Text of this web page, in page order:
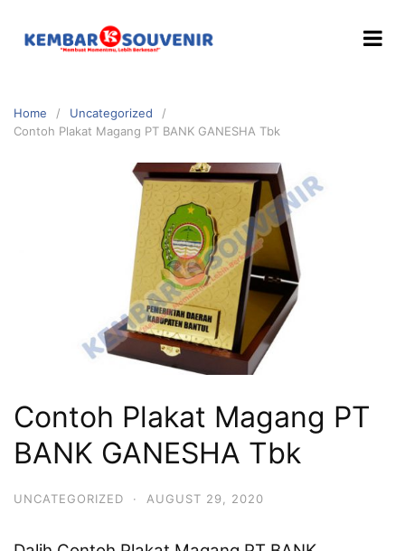
Home
Uncategorized
Contoh Plakat Magang PT BANK GANESHA Tbk
Contoh Plakat Magang PT
BANK GANESHA Tbk
UNCATEGORIZED · AUGUST 29, 2020